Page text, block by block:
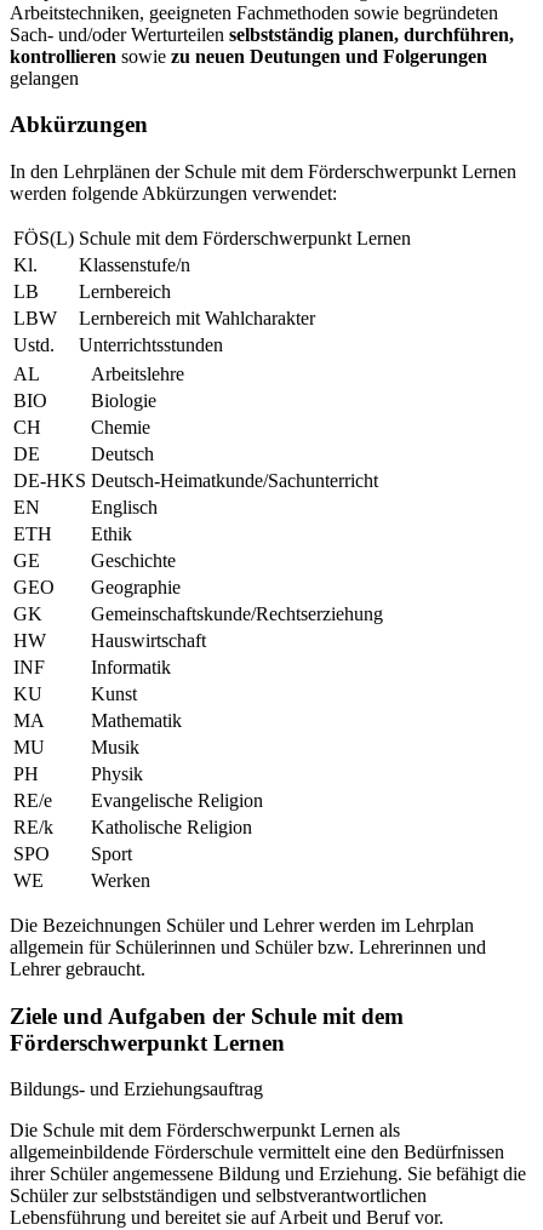
Arbeitstechniken, geeigneten Fachmethoden sowie begründeten
Sach- und/oder Werturteilen selbstständig planen, durchführen,
kontrollieren sowie zu neuen Deutungen und Folgerungen
gelangen
Abkürzungen
In den Lehrplänen der Schule mit dem Förderschwerpunkt Lernen
werden folgende Abkürzungen verwendet:
FÖS(L) Schule mit dem Förderschwerpunkt Lernen
Kl.
Klassenstufe/n
LB
Lernbereich
LBW
Lernbereich mit Wahlcharakter
Ustd.
Unterrichtsstunden
AL
Arbeitslehre
BIO
Biologie
CH
Chemie
DE
Deutsch
DE-HKS Deutsch-Heimatkunde/Sachunterricht
EN
Englisch
ETH
Ethik
GE
Geschichte
GEO
Geographie
GK
Gemeinschaftskunde/Rechtserziehung
HW
Hauswirtschaft
INF
Informatik
KU
Kunst
MA
Mathematik
MU
Musik
PH
Physik
RE/e
Evangelische Religion
RE/k
Katholische Religion
SPO
Sport
WE
Werken
Die Bezeichnungen Schüler und Lehrer werden im Lehrplan
allgemein für Schülerinnen und Schüler bzw. Lehrerinnen und
Lehrer gebraucht.
Ziele und Aufgaben der Schule mit dem
Förderschwerpunkt Lernen
Bildungs- und Erziehungsauftrag
Die Schule mit dem Förderschwerpunkt Lernen als
allgemeinbildende Förderschule vermittelt eine den Bedürfnissen
ihrer Schüler angemessene Bildung und Erziehung. Sie befähigt die
Schüler zur selbstständigen und selbstverantwortlichen
Lebensführung und bereitet sie auf Arbeit und Beruf vor.